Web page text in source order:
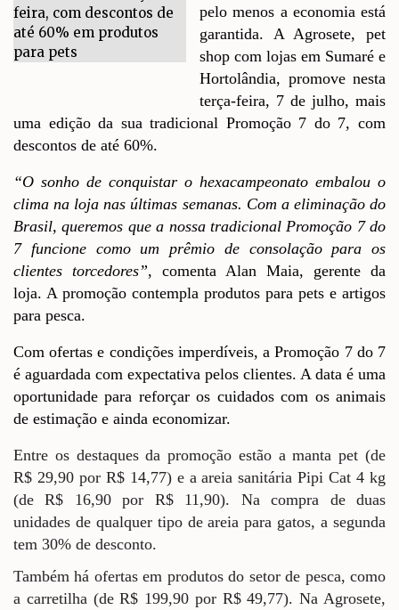
pelo menos a economia está
garantida. A Agrosete, pet
shop com lojas em Sumaré e
Hortolândia, promove nesta
terça-feira, 7 de julho, mais
uma edição da sua tradicional Promoção 7 do 7, com
descontos de até 60%.
“O sonho de conquistar o hexacampeonato embalou o
clima na loja nas últimas semanas. Com a eliminação do
Brasil, queremos que a nossa tradicional Promoção 7 do
7 funcione como um prêmio de consolação para os
clientes torcedores”, comenta Alan Maia, gerente da
loja. A promoção contempla produtos para pets e artigos
para pesca.
Com ofertas e condições imperdíveis, a Promoção 7 do 7
é aguardada com expectativa pelos clientes. A data é uma
oportunidade para reforçar os cuidados com os animais
de estimação e ainda economizar.
Entre os destaques da promoção estão a manta pet (de
R$ 29,90 por R$ 14,77) e a areia sanitária Pipi Cat 4 kg
(de R$ 16,90 por R$ 11,90). Na compra de duas
unidades de qualquer tipo de areia para gatos, a segunda
tem 30% de desconto.
Também há ofertas em produtos do setor de pesca, como
a carretilha (de R$ 199,90 por R$ 49,77). Na Agrosete,